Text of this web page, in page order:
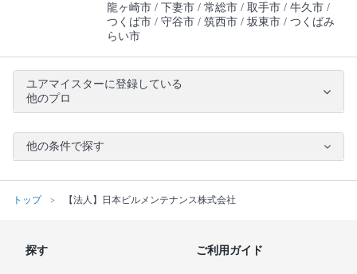
龍ヶ崎市 下妻市 常総市 取手市 牛久市
つくば市 守谷市 筑西市 坂東市 つくばみ
らい市
ユアマイスターに登録している
他のプロ
他の条件で探す
トップ 【法人】日本ビルメンテナンス株式会社
探す ご利用ガイド